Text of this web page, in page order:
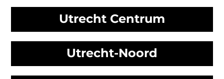
Utrecht Centrum
Utrecht-Noord